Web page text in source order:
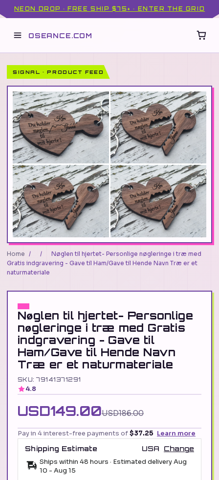
NEON DROP · FREE SHIP $75+ · ENTER THE GRID
OSEANCE.COM
SIGNAL · PRODUCT FEED
Home / /
Nøglen til hjertet- Personlige nøgleringe i træ med
Gratis indgravering - Gave til Ham/Gave til Hende Navn Træ er et
naturmateriale
Nøglen til hjertet- Personlige
nøgleringe i træ med Gratis
indgravering - Gave til
Ham/Gave til Hende Navn
Træ er et naturmateriale
SKU: 79141371291
4.8
USD149.00USD186.00
Pay in 4 interest-free payments of$37.25 Learn more
Shipping Estimate
USA
Change
Ships within 48 hours · Estimated deliveryAug
10 - Aug 15